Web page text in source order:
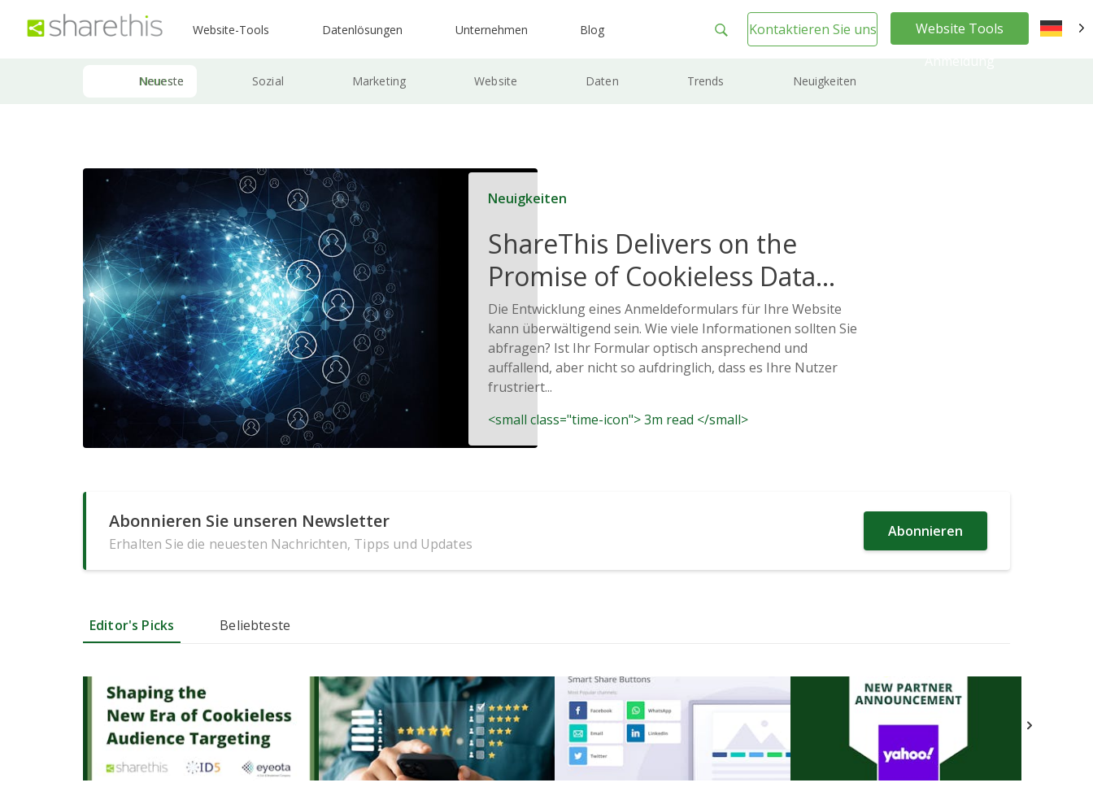
Website-Tools Datenlösungen Unternehmen Blog Kontaktieren Sie uns
Website Tools
Neueste Sozial Marketing Website Daten Trends Neuigkeiten
Neuigkeiten
ShareThis Delivers on the
Promise of Cookieless Data
Solutions
Die Entwicklung eines Anmeldeformulars für Ihre Website
kann überwältigend sein. Wie viele Informationen sollten Sie
abfragen? Ist Ihr Formular optisch ansprechend und
auffallend, aber nicht so aufdringlich, dass es Ihre Nutzer
frustriert...
<small class="time-icon"> 3m read </small>
Abonnieren Sie unseren Newsletter
Erhalten Sie die neuesten Nachrichten, Tipps und Updates
Abonnieren
Editor's Picks Beliebteste